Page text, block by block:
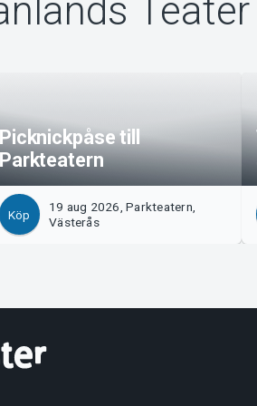
Teater
till
Köp
19 aug 2026, Parkteatern,
Västerås